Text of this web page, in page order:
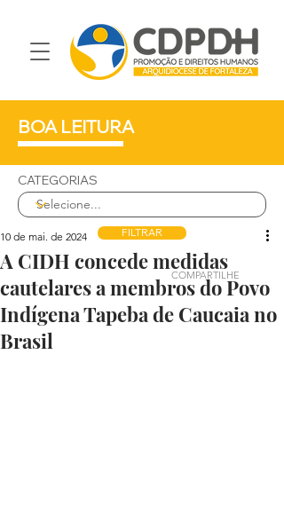
BOA LEITURA
A CIDH concede medidas
cautelares a membros do Povo
Indígena Tapeba de Caucaia no
Brasil
10 de mai. de 2024
COMPARTILHE
CATEGORIAS
FILTRAR